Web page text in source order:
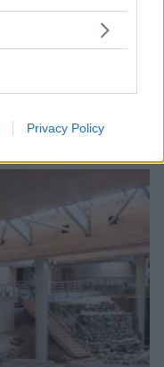
Privacy Policy